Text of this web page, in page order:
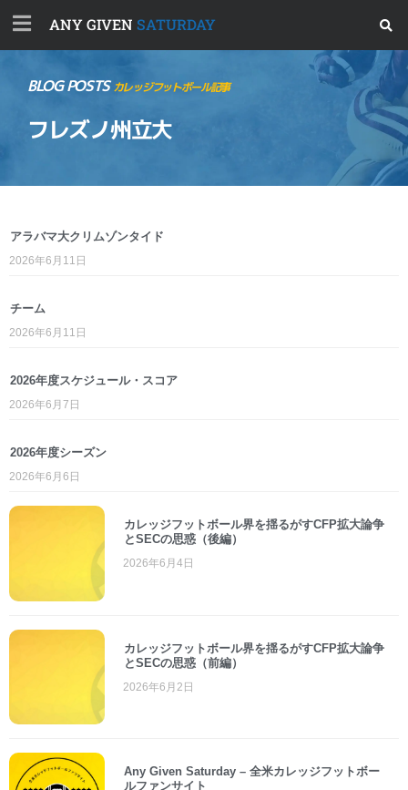
ANY GIVEN SATURDAY
BLOG POSTSカレッジフットボール記事
フレズノ州立大
アラバマ大クリムゾンタイド
2026年6月11日
チーム
2026年6月11日
2026年度スケジュール・スコア
2026年6月7日
2026年度シーズン
2026年6月6日
カレッジフットボール界を揺るがすCFP拡大論争
とSECの思惑（後編）
2026年6月4日
カレッジフットボール界を揺るがすCFP拡大論争
とSECの思惑（前編）
2026年6月2日
Any Given Saturday – 全米カレッジフットボー
ルファンサイト